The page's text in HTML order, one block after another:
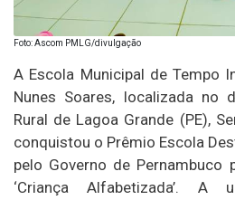
Foto: Ascom PMLG/divulgação
A Escola Municipal de Tempo
Nunes Soares, localizada no
Rural de Lagoa Grande (PE),
conquistou o Prêmio Escola
pelo Governo de Pernambuco
‘Criança Alfabetizada’. A